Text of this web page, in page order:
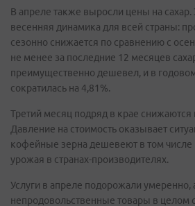
В апреле также выросли цены на сахар.
весенняя динамика для всей страны:
сезонно снижается по сравнению с
не менее за последние 12 месяцев
преимущественно дешевел, и в
сократилась на 4,81%.
Третий месяц подряд в крае
Давление на стоимость оказывает
кофейные зерна дешевеют в том
урожая в странах-производителях.
Услуги в апреле подорожали умеренно,
непродовольственные товары в целом